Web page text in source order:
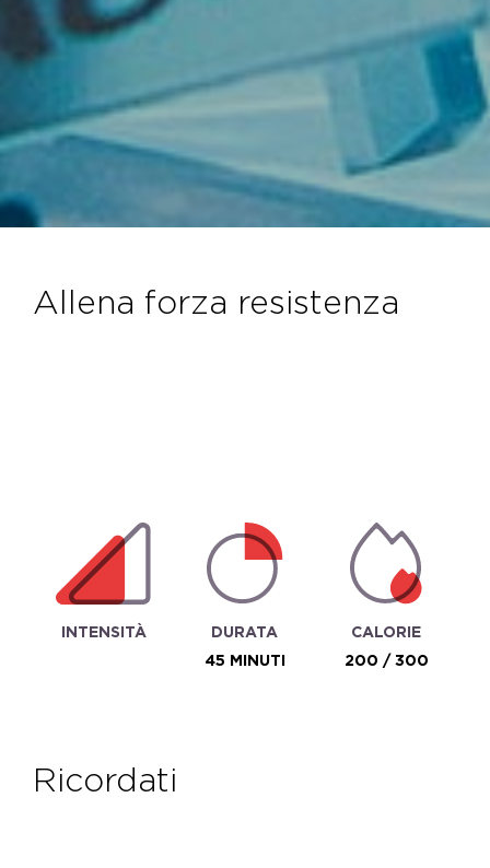
allena forza resistenza
INTENSITÀ
DURATA
45 MINUTI
CALORIE
200 / 300
ricordati